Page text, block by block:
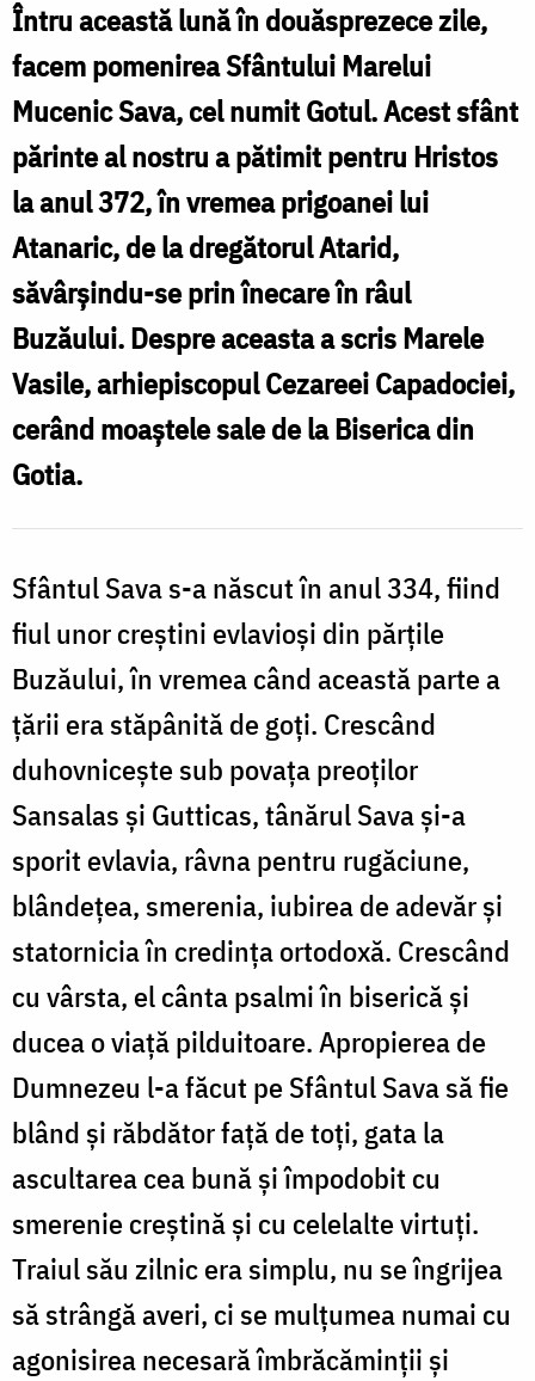
Sava
de
la
Buzău
Întru această lună în douăsprezece zile,
facem pomenirea Sfântului Marelui
Mucenic Sava, cel numit Gotul. Acest sfânt
părinte al nostru a pătimit pentru Hristos
la anul 372, în vremea prigoanei lui
Atanaric, de la dregătorul Atarid,
săvârșindu-se prin înecare în râul
Buzăului. Despre aceasta a scris Marele
Vasile, arhiepiscopul Cezareei Capadociei,
cerând moaștele sale de la Biserica din
Gotia.
Sfântul Sava s-a născut în anul 334, fiind
fiul unor creştini evlavioşi din părţile
Buzăului, în vremea când această parte a
ţării era stăpânită de goţi. Crescând
duhovniceşte sub povaţa preoţilor
Sansalas şi Gutticas, tânărul Sava şi-a
sporit evlavia, râvna pentru rugăciune,
blândeţea, smerenia, iubirea de adevăr şi
statornicia în credinţa ortodoxă. Crescând
cu vârsta, el cânta psalmi în biserică şi
ducea o viaţă pilduitoare. Apropierea de
Dumnezeu l-a făcut pe Sfântul Sava să fie
blând şi răbdător faţă de toţi, gata la
ascultarea cea bună şi împodobit cu
smerenie creştină şi cu celelalte virtuţi.
Traiul său zilnic era simplu, nu se îngrijea
să strângă averi, ci se mulţumea numai cu
agonisirea necesară îmbrăcăminţii şi